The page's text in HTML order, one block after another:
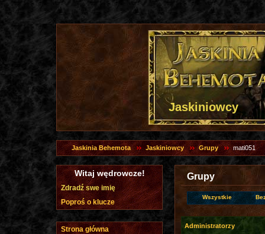
Jaskiniowcy
Jaskinia Behemota Jaskiniowcy Grupy mati051
Grupy
Wszystkie
Administratorzy
Witaj wędrowcze!
Zdradź swe imię
Poproś o klucze
Strona główna